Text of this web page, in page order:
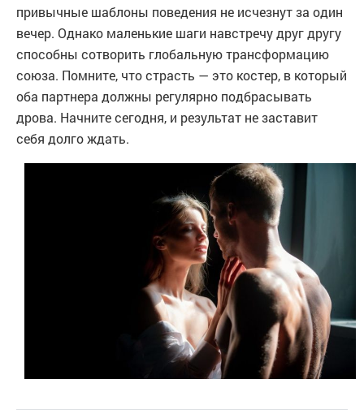
привычные шаблоны поведения не исчезнут за один
вечер. Однако маленькие шаги навстречу друг другу
способны сотворить глобальную трансформацию
союза. Помните, что страсть — это костер, в который
оба партнера должны регулярно подбрасывать
дрова. Начните сегодня, и результат не заставит
себя долго ждать.